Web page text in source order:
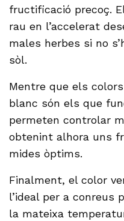
fructificació precoç.
rau en l’accelerat
males herbes si no
sòl.
Mentre que els
blanc són els que
permeten controlar
obtenint alhora uns
mides òptims.
Finalment, el color
l’ideal per a conreus
la mateixa